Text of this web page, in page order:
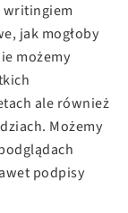
writingiem
jak mogłoby
możemy
ale również
Możemy
podpisy